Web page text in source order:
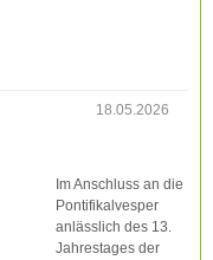
18.05.2026
Im Anschluss an die
Pontifikalvesper
anlässlich des 13.
Jahrestages der